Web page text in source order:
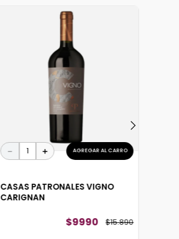
＋
－ AGREGAR AL CARRO
CASAS PATRONALES VIGNO
CARIGNAN
$9990 $15.890